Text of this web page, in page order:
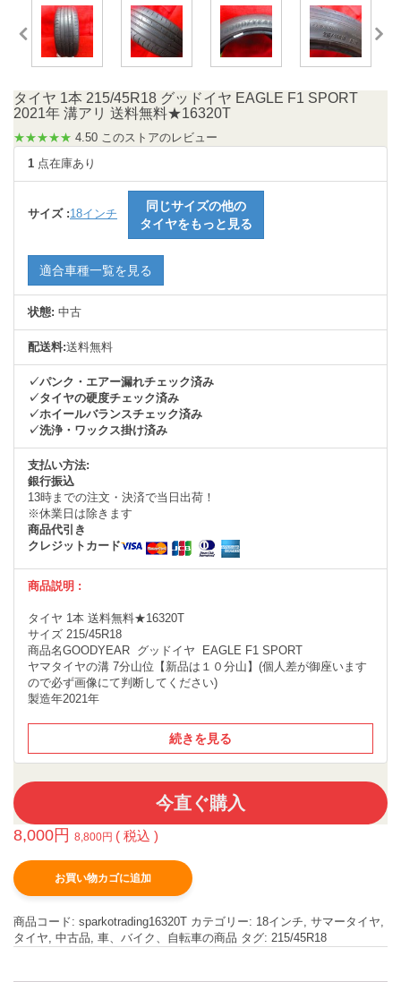
タイヤ 1本 215/45R18 グッドイヤ EAGLE F1 SPORT
2021年 溝アリ 送料無料★16320T
★★★★★ 4.50 このストアのレビュー
1 点在庫あり
サイズ :18インチ
同じサイズの他の
タイヤをもっと見る
適合車種一覧を見る
状態: 中古
配送料:送料無料
✓パンク・エアー漏れチェック済み
✓タイヤの硬度チェック済み
✓ホイールバランスチェック済み
✓洗浄・ワックス掛け済み
支払い方法:
銀行振込
13時までの注文・決済で当日出荷！
※休業日は除きます
商品代引き
クレジットカード
商品説明 :
タイヤ 1本 送料無料★16320T
サイズ 215/45R18
商品名GOODYEAR グッドイヤ EAGLE F1 SPORT
ヤマタイヤの溝 7分山位【新品は１０分山】(個人差が御座います
ので必ず画像にて判断してください)
製造年2021年
続きを見る
今直ぐ購入
8,000円 8,800円 ( 税込 )
お買い物カゴに追加
商品コード: sparkotrading16320T カテゴリー: 18インチ サマータイヤ
タイヤ 中古品 車、バイク、自転車の商品 タグ: 215/45R18